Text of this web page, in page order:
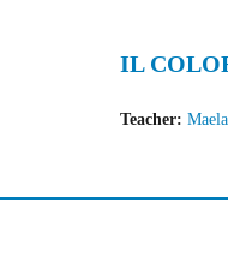
IL
Teacher: